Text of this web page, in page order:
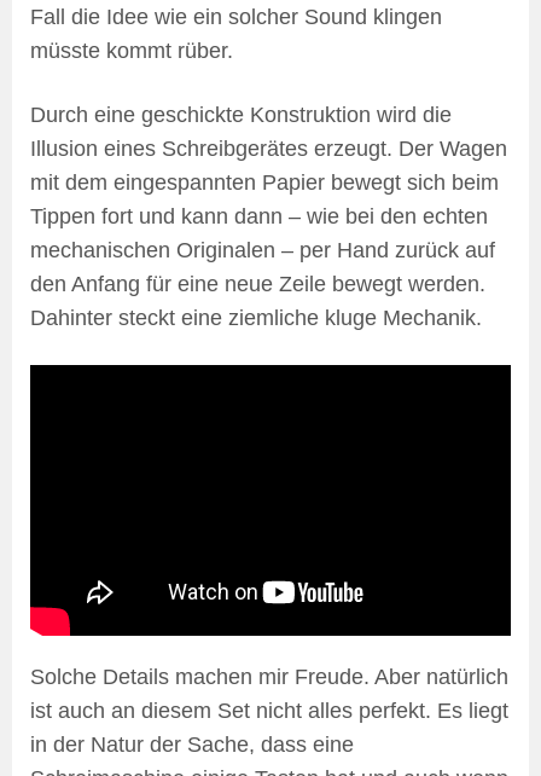
Fall die Idee wie ein solcher Sound klingen
müsste kommt rüber.
Durch eine geschickte Konstruktion wird die
Illusion eines Schreibgerätes erzeugt. Der Wagen
mit dem eingespannten Papier bewegt sich beim
Tippen fort und kann dann – wie bei den echten
mechanischen Originalen – per Hand zurück auf
den Anfang für eine neue Zeile bewegt werden.
Dahinter steckt eine ziemliche kluge Mechanik.
Solche Details machen mir Freude. Aber natürlich
ist auch an diesem Set nicht alles perfekt. Es liegt
in der Natur der Sache, dass eine